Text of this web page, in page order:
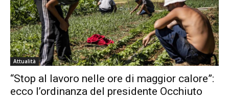
Attualità
“Stop al lavoro nelle ore di maggior calore”:
ecco l’ordinanza del presidente Occhiuto